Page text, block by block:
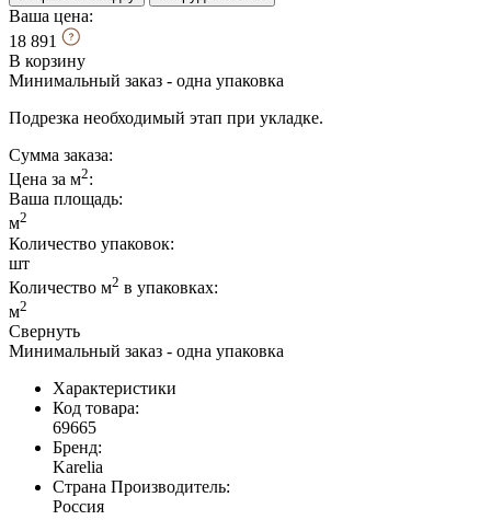
Ваша цена:
18 891
В корзину
Минимальный заказ - одна упаковка
Подрезка необходимый этап при укладке.
Сумма заказа:
Цена за м2:
Ваша площадь:
м2
Количество упаковок:
шт
Количество м2 в упаковках:
м2
Свернуть
Минимальный заказ - одна упаковка
Характеристики
Код товара:
69665
Бренд:
Karelia
Страна Производитель:
Россия